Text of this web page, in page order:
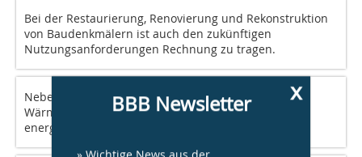
Bei der Restaurierung, Renovierung und Rekonstruktion
von Baudenkmälern ist auch den zukünftigen
Nutzungsanforderungen Rechnung zu tragen.
Neben Maßnahmen zur Verbesserung der
Wärmedämmung sollte stets eine ganzheitliche
energetische Betrachtung des Gebäudes erfolgen.
x
BBB Newsletter